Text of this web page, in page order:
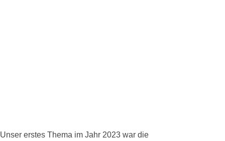
Unser erstes Thema im Jahr 2023 war die